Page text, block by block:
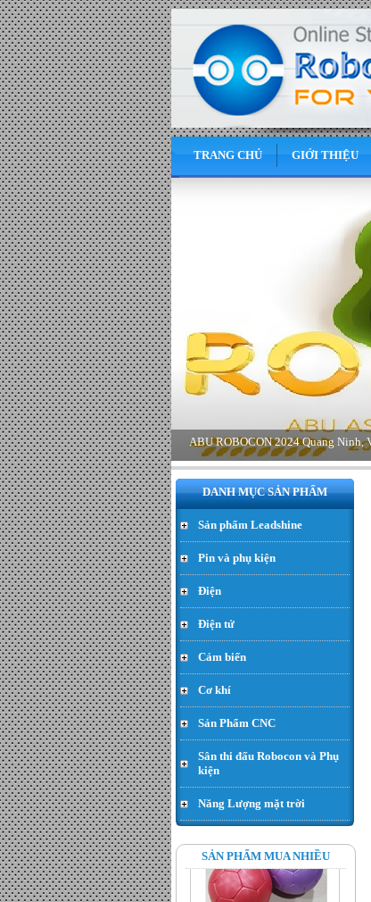
TRANG CHỦ GIỚI THIỆU
DANH MỤC SẢN PHẨM
Sản phẩm Leadshine
Pin và phụ kiện
Điện
Điện tử
Cảm biến
Cơ khí
Sản Phẩm CNC
Sân thi đấu Robocon và Phụ
kiện
Năng Lượng mặt trời
SẢN PHẨM MUA NHIỀU
Động cơ Servo có bộ giảm tốc
rời loại 60W - Đơn giá : 650.000
Động cơ Planet 24V 60w
468rpm encoder 13ppr - Đơn
Hạt thóc - Đơn giá : 300.000
VND